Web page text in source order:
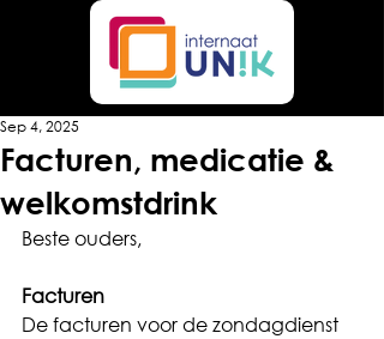
Facturen, medicatie &
welkomstdrink
Sep 4, 2025
Beste ouders,
Facturen
De facturen voor de zondagdienst